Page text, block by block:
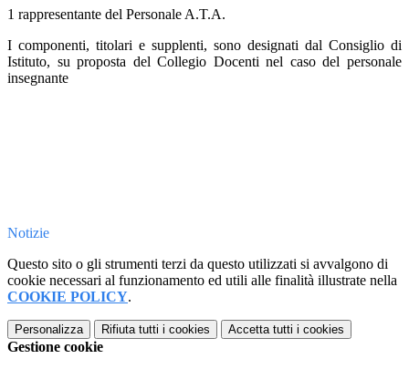
1 rappresentante del Personale A.T.A.
I componenti, titolari e supplenti, sono designati dal Consiglio di
Istituto, su proposta del Collegio Docenti nel caso del personale
insegnante
Notizie
Questo sito o gli strumenti terzi da questo utilizzati si avvalgono di
cookie necessari al funzionamento ed utili alle finalità illustrate nella
COOKIE POLICY.
Personalizza Rifiuta tutti i cookies Accetta tutti i cookies
Gestione cookie